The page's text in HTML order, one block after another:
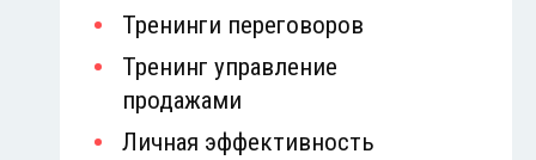
Тренинги переговоров
Тренинг управление
продажами
Личная эффективность